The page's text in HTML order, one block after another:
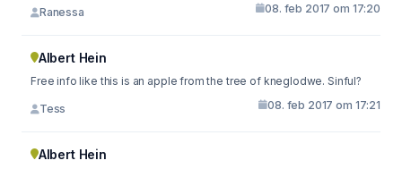
Ranessa 08. feb 2017 om 17:20
Albert Hein
Free info like this is an apple from the tree of kneglodwe. Sinful?
Tess 08. feb 2017 om 17:21
Albert Hein